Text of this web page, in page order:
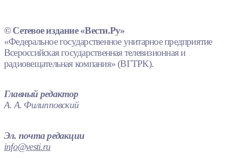
© Сетевое издание «Вести.Ру»
«Федеральное государственное унитарное предприятие
Всероссийская государственная телевизионная и
радиовещательная компания» (ВГТРК).
Главный редактор
А. А. Филипповский
Эл. почта редакции
info@vesti.ru